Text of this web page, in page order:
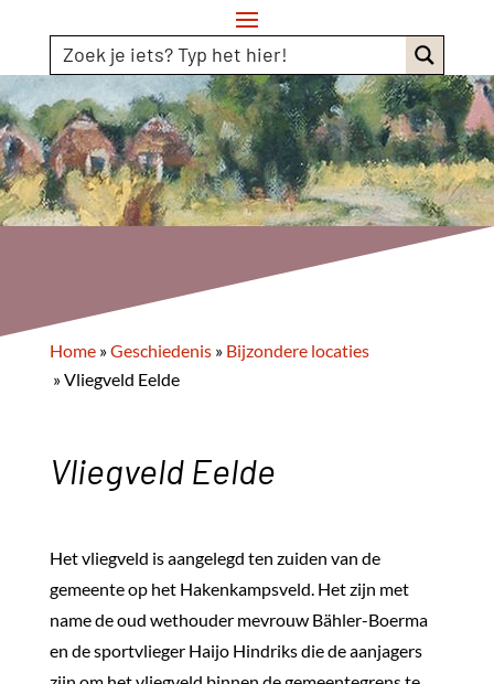
Home»Geschiedenis» Bijzondere locaties
»Vliegveld Eelde
Vliegveld Eelde
Het vliegveld is aangelegd ten zuiden van de
gemeente op het Hakenkampsveld. Het zijn met
name de oud wethouder mevrouw Bähler-Boerma
en de sportvlieger Haijo Hindriks die de aanjagers